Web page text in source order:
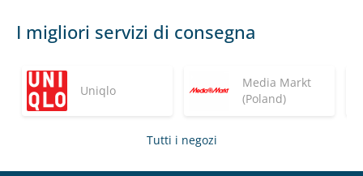
I migliori servizi di consegna
Uniqlo
Media Markt
(Poland)
Tutti i negozi